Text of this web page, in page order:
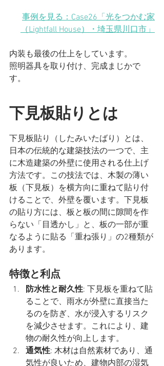
事例を見る：Case26「光をつかむ家
（Lightfall House）・埼玉県川口市」
内装も最後の仕上をしています。
照明器具を取り付け、完成まじかで
す。
下見板貼りとは
下見板貼り（したみいたばり）とは、
日本の伝統的な建築技法の一つで、主
に木造建築の外壁に使用される仕上げ
方法です。この技法では、木製の薄い
板（下見板）を横方向に重ねて貼り付
けることで、外壁を覆います。下見板
の貼り方には、板と板の間に隙間を作
らない「目透かし」と、板の一部が重
なるように貼る「重ね張り」の2種類が
あります。
特徴と利点
防水性と耐久性: 下見板を重ねて貼
ることで、雨水が外壁に直接当た
るのを防ぎ、水が浸入するリスク
を減少させます。これにより、建
物の耐久性が向上します。
通気性: 木材は自然素材であり、通
気性が良いため、建物内部の湿気